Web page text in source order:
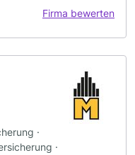
Firma bewerten
·
·